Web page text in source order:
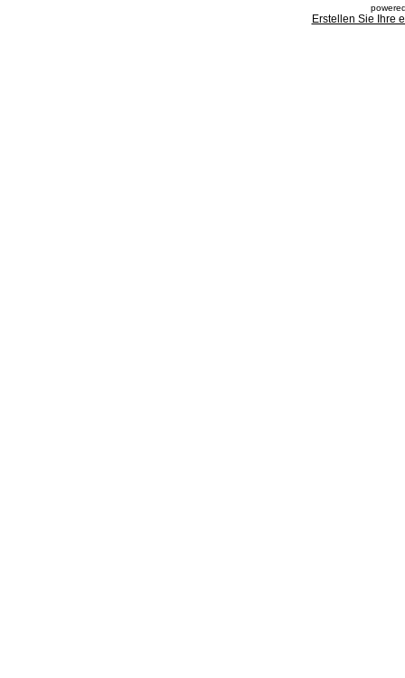
Erstellen Sie Ihre